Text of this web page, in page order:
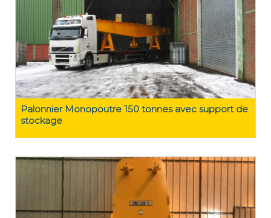
Palonnier Monopoutre 150 tonnes avec support de
stockage